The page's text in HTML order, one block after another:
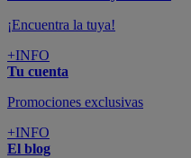
¡Encuentra la tuya!
+INFO
Tu cuenta
Promociones exclusivas
+INFO
El blog